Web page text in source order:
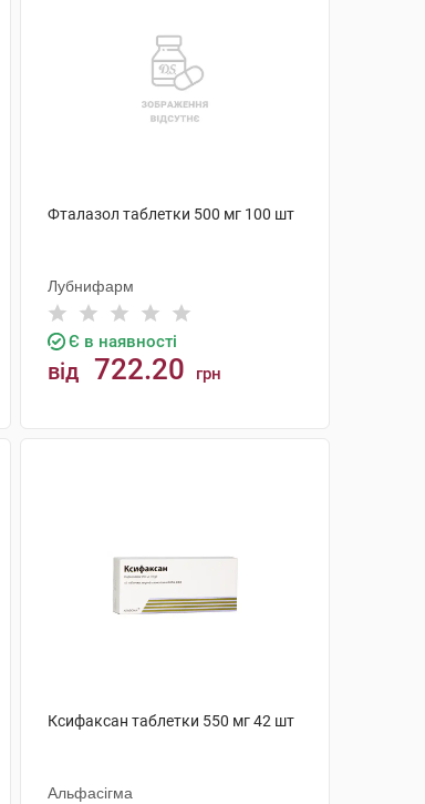
Фталазол таблетки 500 мг 100 шт
Лубнифарм
Є в наявності
від 722.20 грн
Ксифаксан таблетки 550 мг 42 шт
Альфасігма